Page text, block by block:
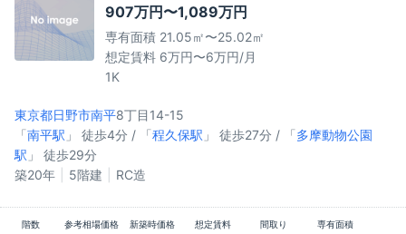
907万円〜1,089万円
専有面積 21.05㎡〜25.02㎡
想定賃料 6万円〜6万円/月
1K
東京都日野市南平8丁目14-15
「南平駅 」 徒歩4分 / 「程久保駅 」 徒歩27分 / 「多摩動物公園
駅 」 徒歩29分
築20年
5階建 RC造
階数 参考相場価格 新築時価格 想定賃料 間取り
専有面積